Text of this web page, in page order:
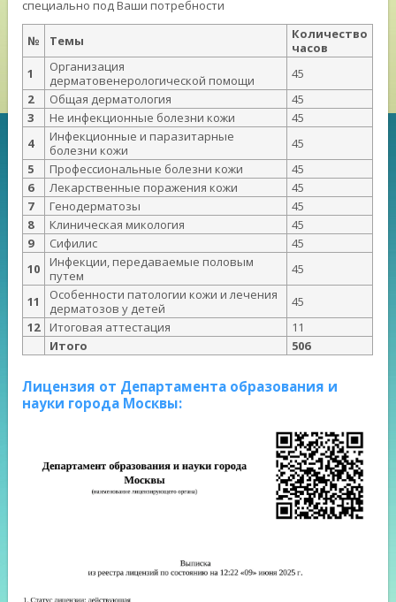
специально под Ваши потребности
№ Темы
Количество
часов
1
Организация
дерматовенерологической помощи
45
2
Общая дерматология
45
3
Не инфекционные болезни кожи
45
4
Инфекционные и паразитарные
болезни кожи
45
5
Профессиональные болезни кожи
45
6
Лекарственные поражения кожи
45
7
Генодерматозы
45
8
Клиническая микология
45
9
Сифилис
45
10
Инфекции, передаваемые половым
путем
45
11
Особенности патологии кожи и лечения
дерматозов у детей
45
12
Итоговая аттестация
11
Итого
506
Лицензия от Департамента образования и
науки города Москвы: